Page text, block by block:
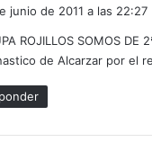
e
:
junio de 2011 a las 22:27
ROJILLOS SOMOS
de Alcarzar por el